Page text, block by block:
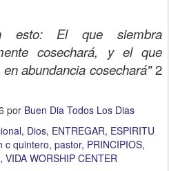
esto: El que siembra
cosechará, y el que
abundancia cosechará"2
por Buen Dia Todos Los Dias
Dios ENTREGAR ESPIRITU
c quintero pastor PRINCIPIOS
VIDA WORSHIP CENTER